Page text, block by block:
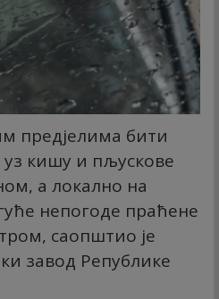
предјелима бити
уз кишу и пљускове
а локално на
непогоде праћене
саопштио је
завод Републике